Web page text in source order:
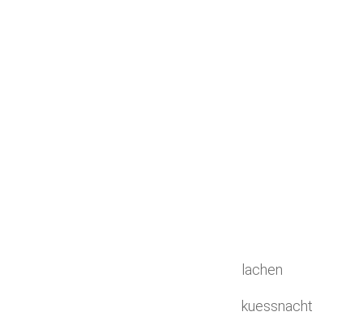
lachen
kuessnacht